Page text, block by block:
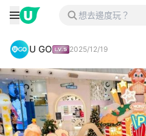
U GO 2025/12/19